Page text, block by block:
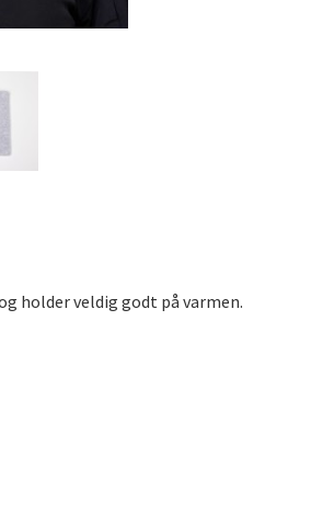
holder veldig godt på varmen.